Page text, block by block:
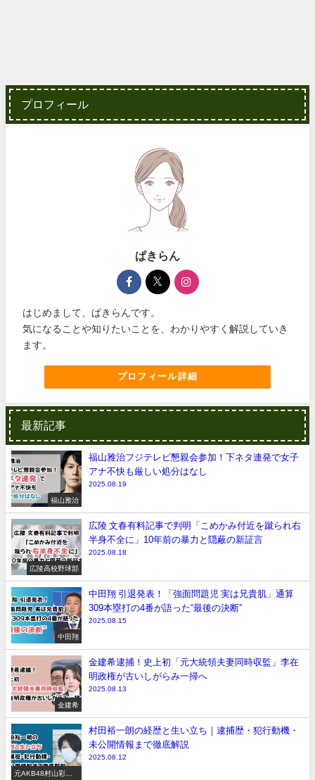
プロフィール
ぱきらん
はじめまして、ぱきらんです。
気になることや知りたいことを、わかりやすく解説していき
ます。
プロフィール詳細
最新記事
福山雅治
福山雅治フジテレビ懇親会参加！下ネタ連発で女子
アナ不快も厳しい処分はなし
2025.08.19
広陵高校野球部
広陵 文春有料記事で判明「こめかみ付近を蹴られ右
半身不全に」10年前の暴力と隠蔽の新証言
2025.08.18
中田翔
中田翔 引退発表！「強面問題児 実は兄貴肌」通算
309本塁打の4番が語った“最後の決断”
2025.08.15
金建希
金建希逮捕！史上初「元大統領夫妻同時収監」李在
明政権が古いしがらみ一掃へ
2025.08.13
元AKB48村山彩希
村田裕一朗の経歴と生い立ち｜逮捕歴・犯行動機・
未公開情報まで徹底解説
2025.08.12